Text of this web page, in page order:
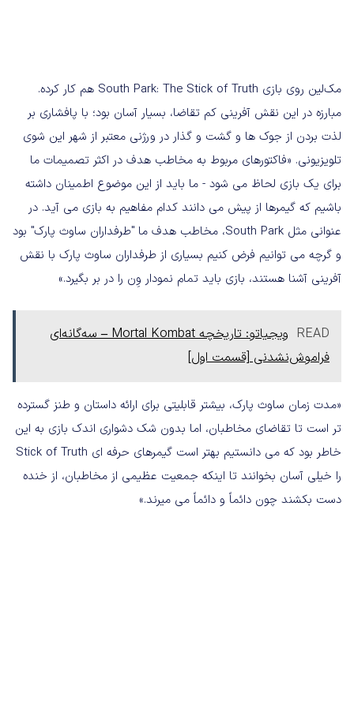
مک‌لین روی بازی South Park: The Stick of Truth هم کار کرده.
مبارزه در این نقش آفرینی کم تقاضا، بسیار آسان بود؛ با پافشاری بر
لذت بردن از جوک ها و گشت و گذار در ورژنی معتبر از شهر این شوی
تلویزیونی. «فاکتورهای مربوط به مخاطب هدف در اکثر تصمیمات ما
برای یک بازی لحاظ می شود - ما باید از این موضوع اطمینان داشته
باشیم که گیمرها از پیش می دانند کدام مفاهیم به بازی می آید. در
عنوانی مثل South Park، مخاطب هدف ما "طرفداران ساوث پارک" بود
و گرچه می توانیم فرض کنیم بسیاری از طرفداران ساوث پارک با نقش
آفرینی آشنا هستند، بازی باید تمام نمودار وِن را در بر بگیرد.»
READ
ویجیاتو: تاریخچه Mortal Kombat – سه‌گانه‌ای
فراموش‌نشدنی [قسمت اول]
«مدت زمان ساوث پارک، بیشتر قابلیتی برای ارائه داستان و طنز گسترده
تر است تا تقاضای مخاطبان، اما بدون شک دشواری اندک بازی به این
خاطر بود که می دانستیم بهتر است گیمرهای حرفه ای Stick of Truth
را خیلی آسان بخوانند تا اینکه جمعیت عظیمی از مخاطبان، از خنده
دست بکشند چون دائماً و دائماً می میرند.»